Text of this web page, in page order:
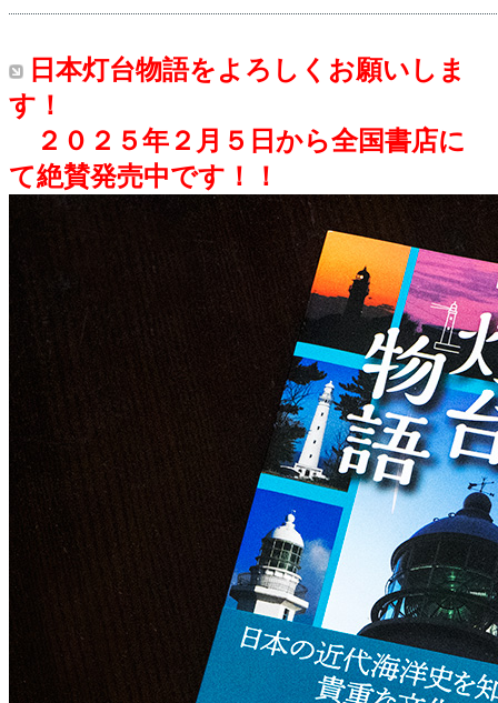
日本灯台物語をよろしくお願いしま
す！
２０２５年２月５日から全国書店に
て絶賛発売中です！！